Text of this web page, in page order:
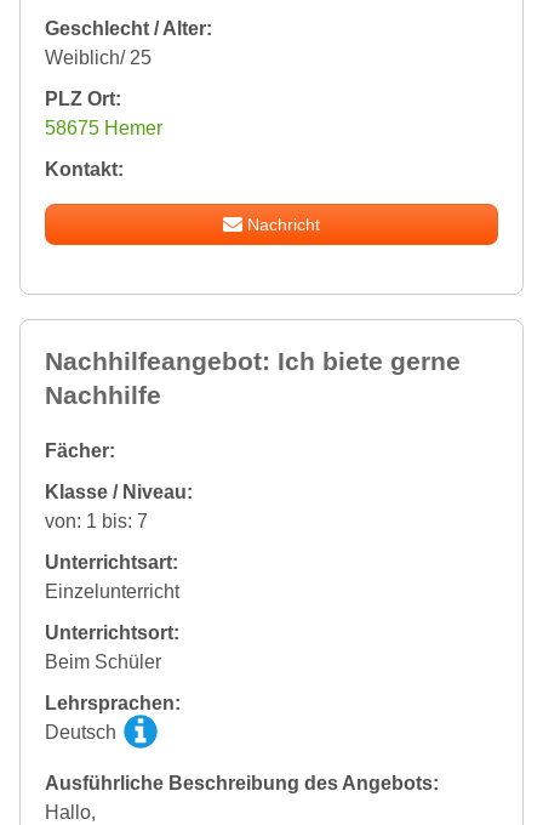
Geschlecht / Alter:
Weiblich/ 25
PLZ Ort:
58675 Hemer
Kontakt:
Nachricht
Nachhilfeangebot: Ich biete gerne
Nachhilfe
Fächer:
Klasse / Niveau:
von: 1 bis: 7
Unterrichtsart:
Einzelunterricht
Unterrichtsort:
Beim Schüler
Lehrsprachen:
Deutsch
Ausführliche Beschreibung des Angebots:
Hallo,